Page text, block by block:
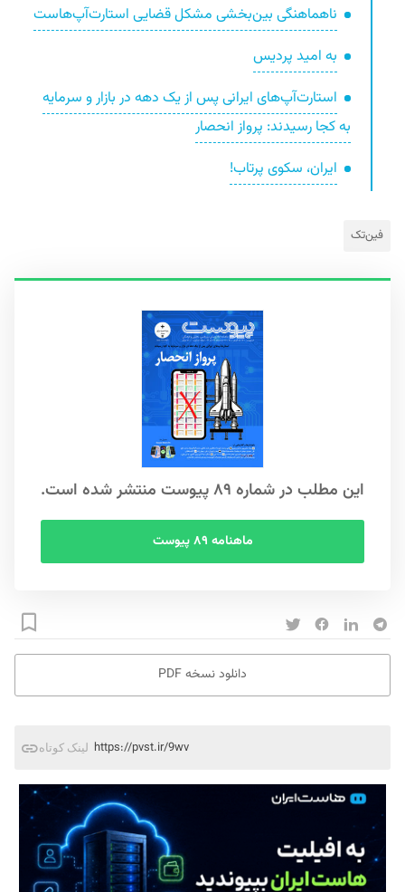
ناهماهنگی بین‌بخشی مشکل قضایی استارت‌آپ‌هاست
به امید پردیس
استارت‌آپ‌های ایرانی پس از یک دهه در بازار و سرمایه
به کجا رسیدند: پرواز انحصار
ایران، سکوی پرتاب!
فین‌تک‌
این مطلب در شماره ۸۹ پیوست منتشر شده است.
ماهنامه ۸۹ پیوست
دانلود نسخه PDF
لینک کوتاه https://pvst.ir/9wv